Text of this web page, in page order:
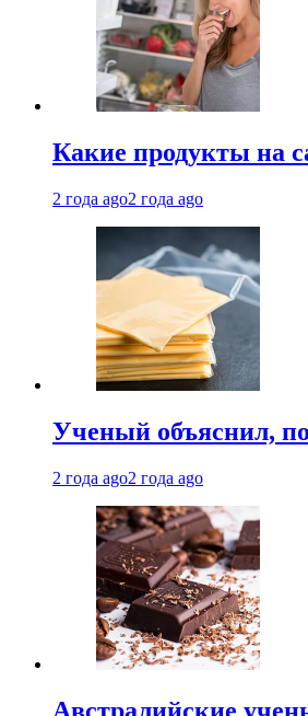
Какие продукты на
2 года ago2 года ago
Ученый объяснил,
2 года ago2 года ago